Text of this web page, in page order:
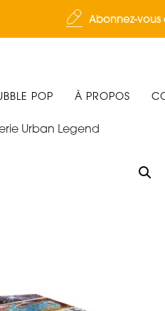
Abonnez-
POP À PROPOS
Urban Legend